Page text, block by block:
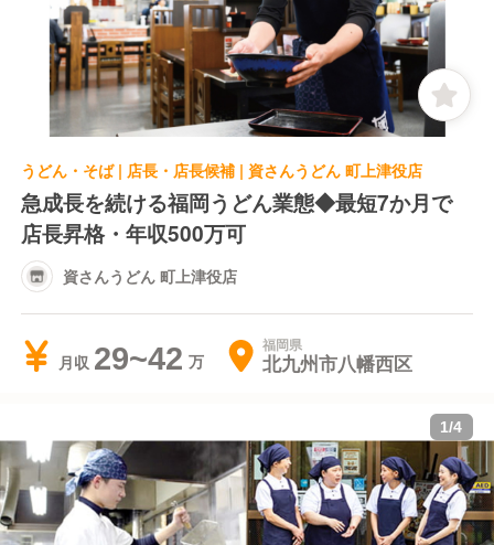
うどん・そば | 店長・店長候補 | 資さんうどん 町上津役店
急成長を続ける福岡うどん業態◆最短7か月で
店長昇格・年収500万可
資さんうどん 町上津役店
月収 29~42 福岡県
北九州市八幡西区
1/4